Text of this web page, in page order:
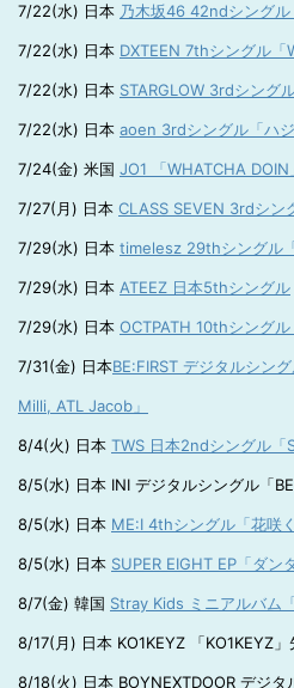
7/22(水) 日本 乃木坂46 42ndシングル
7/22(水) 日本 DXTEEN 7thシングル「
7/22(水) 日本 STARGLOW 3rdシング
7/22(水) 日本 aoen 3rdシングル「ハジ
7/24(金) 米国 JO1 「WHATCHA DOIN
7/27(月) 日本 CLASS SEVEN 3rdシン
7/29(水) 日本 timelesz 29thシングル
7/29(水) 日本 ATEEZ 日本5thシングル
7/29(水) 日本 OCTPATH 10thシングル
7/31(金) 日本BE:FIRST デジタルシン
Milli, ATL Jacob」
8/4(火) 日本 TWS 日本2ndシングル「
8/5(水) 日本 INI デジタルシングル「
8/5(水) 日本 ME:I 4thシングル「花咲く
8/5(水) 日本 SUPER EIGHT EP「ダン
8/7(金) 韓国 Stray Kids ミニアルバム
8/17(月) 日本 KO1KEYZ 「KO1KEYZ
8/18(火) 日本 BOYNEXTDOOR デジ